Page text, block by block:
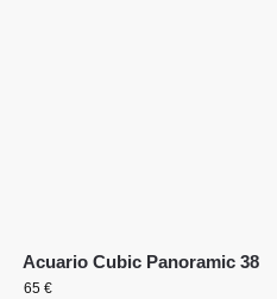
Acuario Cubic Panoramic 38
65 €